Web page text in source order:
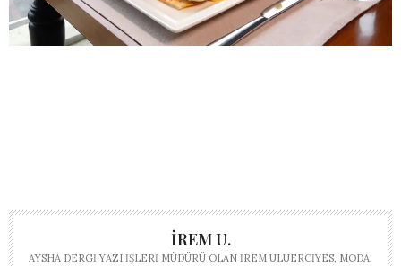
İREM U.
AYSHA DERGI YAZI İŞLERI MÜDÜRÜ OLAN İREM ULUERCIYES, MODA,